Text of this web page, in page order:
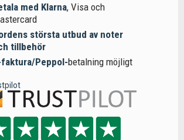
med Klarna, Visa och
största utbud av noter
tillbehör
faktura/Peppol-betalning möjligt